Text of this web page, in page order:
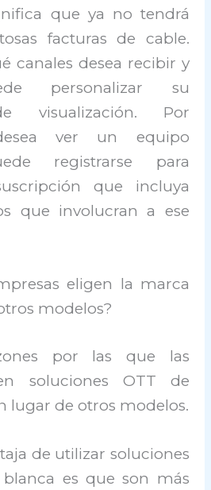
que ya no tendrá
facturas de cable.
canales desea recibir y
personalizar su
visualización. Por
ver un equipo
registrarse para
que incluya
que involucran a ese
eligen la marca
modelos?
por las que las
soluciones OTT de
lugar de otros modelos.
de utilizar soluciones
es que son más